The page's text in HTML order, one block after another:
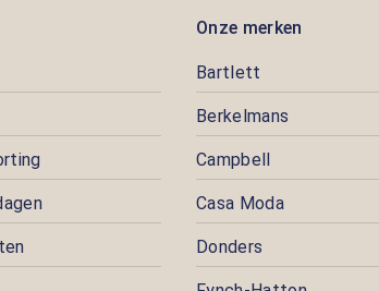
Onze merken
Bartlett
Berkelmans
Campbell
Casa Moda
Donders